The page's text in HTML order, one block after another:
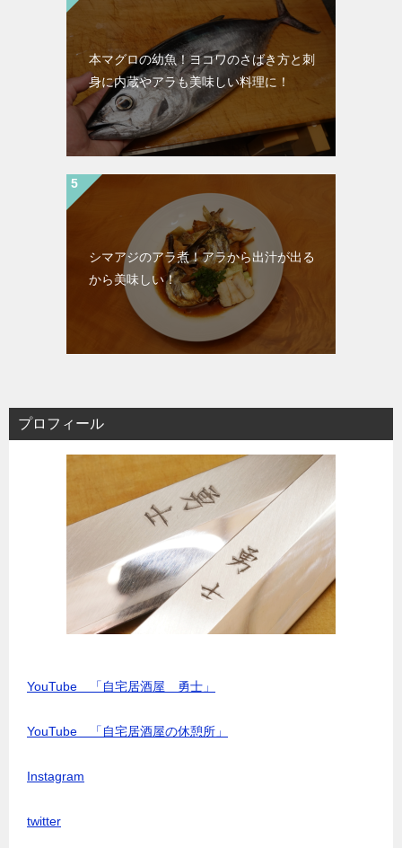
本マグロの幼魚！ヨコワのさばき方と刺
身に内蔵やアラも美味しい料理に！
シマアジのアラ煮！アラから出汁が出る
から美味しい！
プロフィール
YouTube 「自宅居酒屋 勇士」
YouTube 「自宅居酒屋の休憩所」
Instagram
twitter